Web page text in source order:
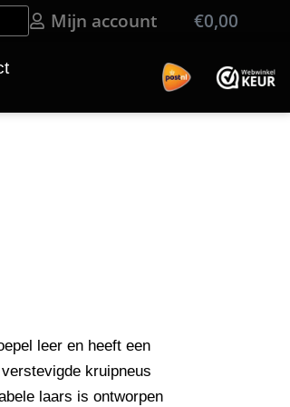
Mijn account €0,00
leer en heeft een
kruipneus
laars is ontworpen